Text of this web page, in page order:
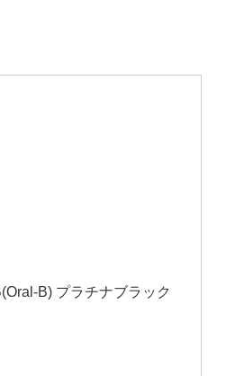
B) プラチナブラック